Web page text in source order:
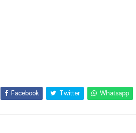
Facebook Twitter Whatsapp